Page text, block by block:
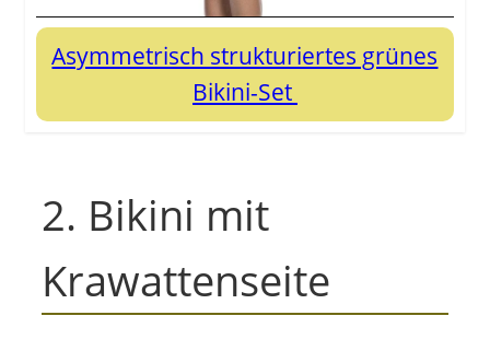
Asymmetrisch strukturiertes grünes
Bikini-Set
2. Bikini mit
Krawattenseite